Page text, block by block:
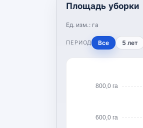
Площадь уборки
Ед. изм.: га
ПЕРИОД Все 5 лет
600,0 га
800,0 га